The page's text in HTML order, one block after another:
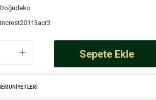
Doğudeko
tncrest20113acr3
Sepete Ekle